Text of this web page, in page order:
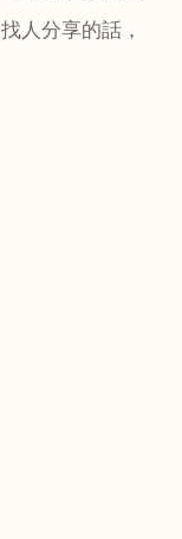
人分享的話，